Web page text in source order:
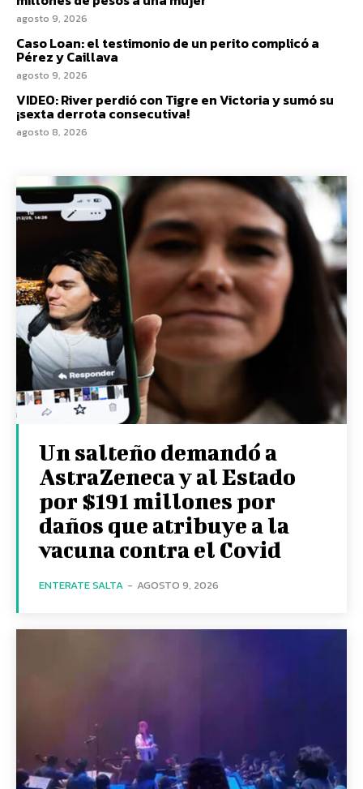
agosto 9, 2026
Caso Loan: el testimonio de un perito complicó a
Pérez y Caillava
agosto 9, 2026
VIDEO: River perdió con Tigre en Victoria y sumó su
¡sexta derrota consecutiva!
agosto 8, 2026
Un salteño demandó a
AstraZeneca y al Estado
por $191 millones por
daños que atribuye a la
vacuna contra el Covid
ENTERATE SALTA - AGOSTO 9, 2026